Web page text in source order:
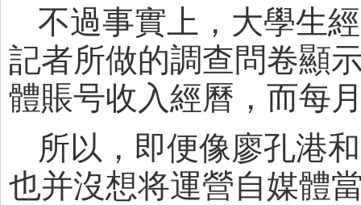
不過事實上，大學生
記者所做的調查問卷顯
體賬号收入經曆，而每
所以，即便像廖孔港
也并沒想将運營自媒體